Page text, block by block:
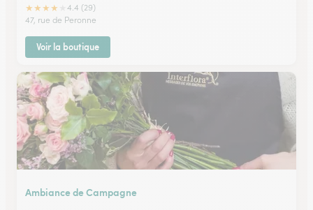
★★★★
4.4 (29)
47, rue de Peronne
Voir la boutique
Ambiance de Campagne